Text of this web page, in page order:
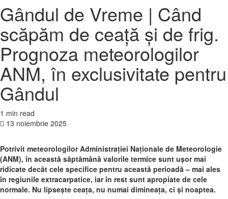
Gândul de Vreme | Când
scăpăm de ceață și de frig.
Prognoza meteorologilor
ANM, în exclusivitate pentru
Gândul
1 min read
13 noiembrie 2025
Potrivit meteorologilor Administrației Naționale de Meteorologie
(ANM), în această săptămână valorile termice sunt ușor mai
ridicate decât cele specifice pentru această perioadă – mai ales
în regiunile extracarpatice, iar în rest sunt apropiate de cele
normale. Nu lipsește ceața, nu numai dimineața, ci și noaptea.